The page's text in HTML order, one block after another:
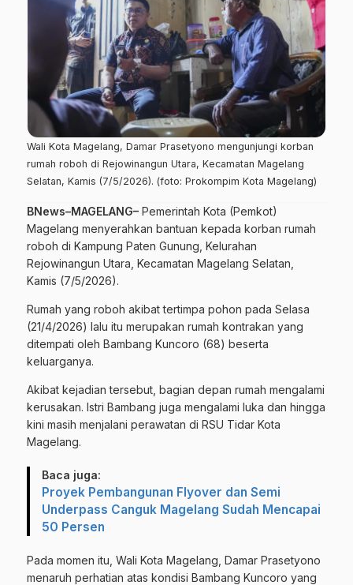
Wali Kota Magelang, Damar Prasetyono mengunjungi korban
rumah roboh di Rejowinangun Utara, Kecamatan Magelang
Selatan, Kamis (7/5/2026). (foto: Prokompim Kota Magelang)
BNews–MAGELANG– Pemerintah Kota (Pemkot)
Magelang menyerahkan bantuan kepada korban rumah
roboh di Kampung Paten Gunung, Kelurahan
Rejowinangun Utara, Kecamatan Magelang Selatan,
Kamis (7/5/2026).
Rumah yang roboh akibat tertimpa pohon pada Selasa
(21/4/2026) lalu itu merupakan rumah kontrakan yang
ditempati oleh Bambang Kuncoro (68) beserta
keluarganya.
Akibat kejadian tersebut, bagian depan rumah mengalami
kerusakan. Istri Bambang juga mengalami luka dan hingga
kini masih menjalani perawatan di RSU Tidar Kota
Magelang.
Baca juga:
Proyek Pembangunan Flyover dan Semi
Underpass Canguk Magelang Sudah Mencapai
50 Persen
Pada momen itu, Wali Kota Magelang, Damar Prasetyono
menaruh perhatian atas kondisi Bambang Kuncoro yang